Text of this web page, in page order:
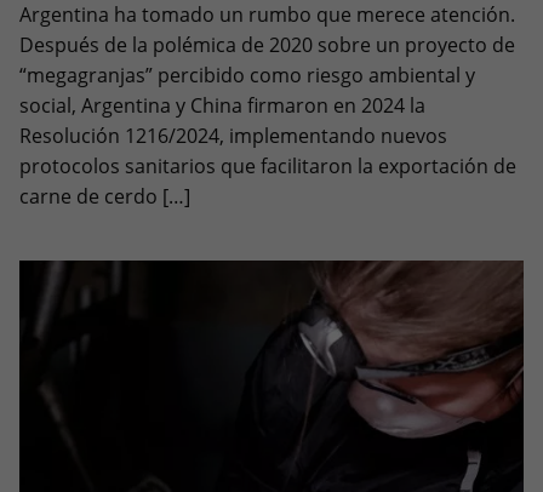
Argentina ha tomado un rumbo que merece atención.
Después de la polémica de 2020 sobre un proyecto de
“megagranjas” percibido como riesgo ambiental y
social, Argentina y China firmaron en 2024 la
Resolución 1216/2024, implementando nuevos
protocolos sanitarios que facilitaron la exportación de
carne de cerdo […]